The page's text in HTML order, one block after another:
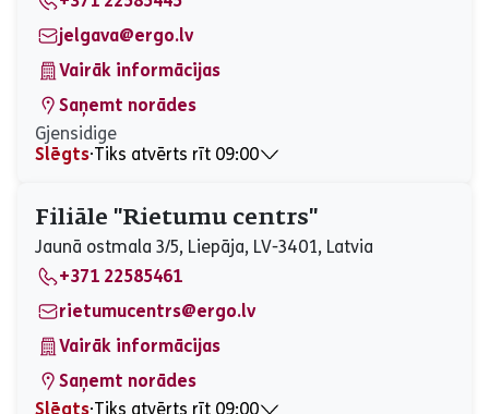
Sestdiena
Slēgts
Svētdiena
Slēgts
jelgava@ergo.lv
Vairāk informācijas
Saņemt norādes
Gjensidige
Slēgts⋅Tiks atvērts rīt 09:00
Otrdiena
09:00 - 17:00
Trešdiena
09:00 - 17:00
Ceturtdiena
09:00 - 17:00
Piektdiena
09:00 - 17:00
Sestdiena
Slēgts
Filiāle ''Rietumu centrs''
Jaunā ostmala 3/5, Liepāja, LV-3401, Latvia
+371 22585461
rietumucentrs@ergo.lv
Vairāk informācijas
Saņemt norādes
Slēgts⋅Tiks atvērts rīt 09:00